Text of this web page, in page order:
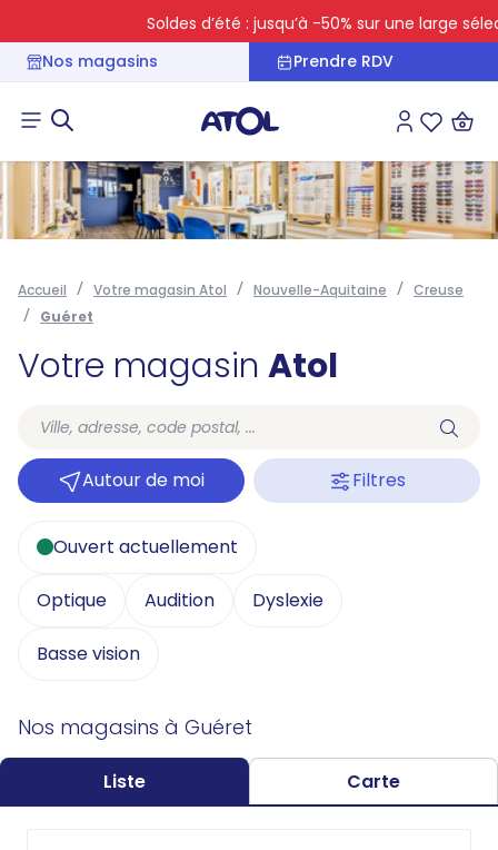
Soldes d’été : jusqu’à -50% sur une large
Nos magasins
Prendre RDV
Connexion
Accueil Votre magasin Atol Nouvelle-Aquitaine
Creuse
Guéret
Votre magasin Atol
Autour de moi Filtres
Ouvert actuellement
Optique Audition Dyslexie
Basse vision
Nos magasins à Guéret
Liste Carte